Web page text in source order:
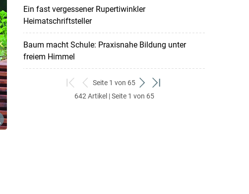
Ein fast vergessener Rupertiwinkler
Heimatschriftsteller
Baum macht Schule: Praxisnahe Bildung unter
freiem Himmel
zum
ersten
zurück
zum
Seite 1 von 65
weiter
zum
zum
642 Artikel | Seite 1 von 65